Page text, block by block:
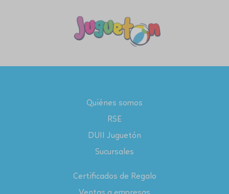
Quiénes somos
RSE
DUII Juguetón
Sucursales
Certificados de Regalo